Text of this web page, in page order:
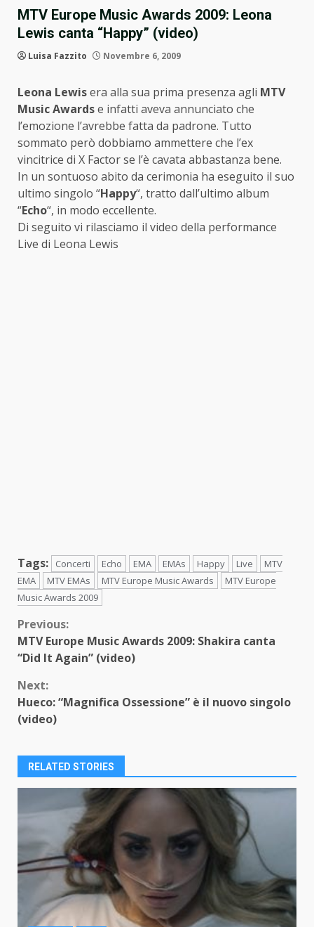
MTV Europe Music Awards 2009: Leona
Lewis canta “Happy” (video)
Luisa Fazzito Novembre 6, 2009
Leona Lewisera alla sua prima presenza agli MTV
Music Awardse infatti aveva annunciato che
l’emozione l’avrebbe fatta da padrone. Tutto
sommato però dobbiamo ammettere che l’ex
vincitrice di X Factor se l’è cavata abbastanza bene.
In un sontuoso abito da cerimonia ha eseguito il suo
ultimo singolo “Happy“, tratto dall’ultimo album
“Echo“, in modo eccellente.
Di seguito vi rilasciamo il video della performance
Live di Leona Lewis
Tags: Concerti Echo EMA EMAs Happy Live
MTV
EMA
MTV EMAs MTV Europe Music Awards
MTV Europe
Music Awards 2009
Continue
Reading
Previous:
MTV Europe Music Awards 2009: Shakira canta
“Did It Again” (video)
Next:
Hueco: “Magnifica Ossessione” è il nuovo singolo
(video)
RELATED STORIES